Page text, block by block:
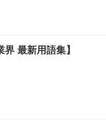
最新用語集】